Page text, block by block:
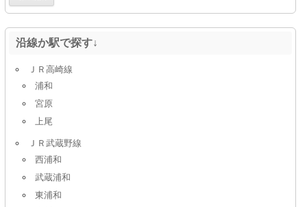
沿線か駅で探す↓
ＪＲ高崎線
浦和
宮原
上尾
ＪＲ武蔵野線
西浦和
武蔵浦和
東浦和